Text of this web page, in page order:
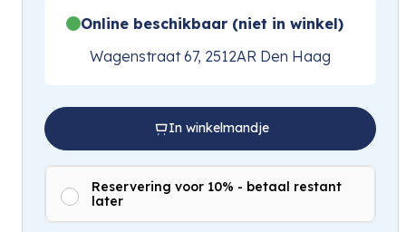
Online beschikbaar (niet in winkel)
Wagenstraat 67, 2512AR Den Haag
In winkelmandje
Reservering voor 10% - betaal restant
later